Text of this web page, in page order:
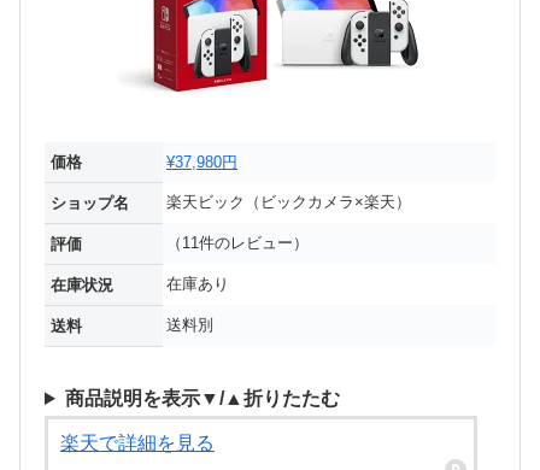
価格 ¥37,980円
ショップ名 楽天ビック（ビックカメラ×楽天）
評価 （11件のレビュー）
在庫状況 在庫あり
送料 送料別
商品説明を表示▼/▲折りたたむ
楽天で詳細を見る